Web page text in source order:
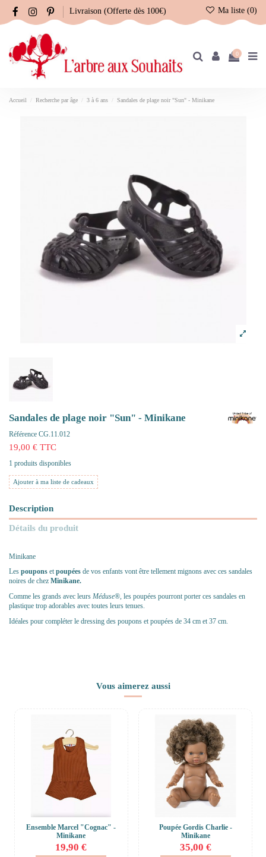
Livraison (Offerte dès 100€) Ma liste (0)
0
Accueil Recherche par âge 3 à 6 ans Sandales de plage noir "Sun" - Minikane
Sandales de plage noir "Sun" - Minikane
Référence CG.11.012
19,00 € TTC
1 produits disponibles
Ajouter à ma liste de cadeaux
Description
Détails du produit
Minikane
Les poupons etpoupées de vos enfants vont être tellement mignons avec ces sandales
noires de chez Minikane.
Comme les grands avec leurs Méduse®, les poupées pourront porter ces sandales en
plastique trop adorables avec toutes leurs tenues.
Idéales pour compléter le dressing des poupons et poupées de 34 cm et 37 cm.
Vous aimerez aussi
Ensemble Marcel "Cognac" -
Minikane
19,90 €
Poupée Gordis Charlie -
Minikane
35,00 €